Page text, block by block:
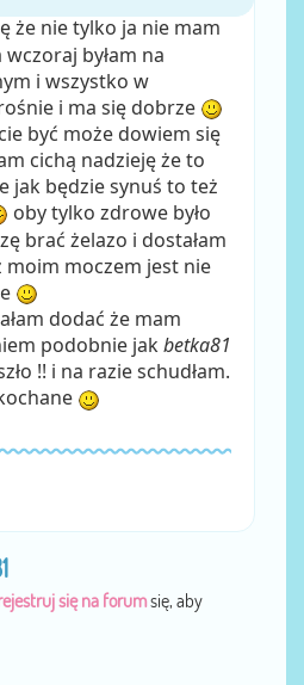
że nie tylko ja nie mam
byłam na
i wszystko w
i ma się dobrze
być może dowiem się
cichą nadzieję że to
jak będzie synuś to też
oby tylko zdrowe było
brać żelazo i dostałam
moim moczem jest nie
dodać że mam
podobnie jakbetka81
!! i na razie schudłam.
się na forumsię, aby